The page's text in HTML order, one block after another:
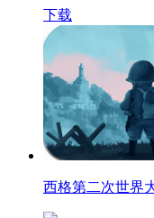
下载
西格第二次世界